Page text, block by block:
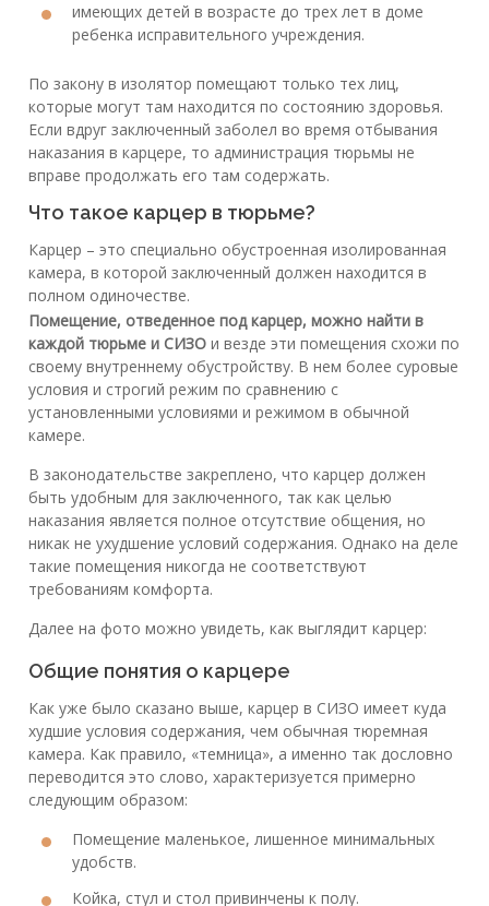
имеющих детей в возрасте до трех лет в доме
ребенка исправительного учреждения.
По закону в изолятор помещают только тех лиц,
которые могут там находится по состоянию здоровья.
Если вдруг заключенный заболел во время отбывания
наказания в карцере, то администрация тюрьмы не
вправе продолжать его там содержать.
Что такое карцер в тюрьме?
Карцер – это специально обустроенная изолированная
камера, в которой заключенный должен находится в
полном одиночестве.
Помещение, отведенное под карцер, можно найти в
каждой тюрьме и СИЗО и везде эти помещения схожи по
своему внутреннему обустройству. В нем более суровые
условия и строгий режим по сравнению с
установленными условиями и режимом в обычной
камере.
В законодательстве закреплено, что карцер должен
быть удобным для заключенного, так как целью
наказания является полное отсутствие общения, но
никак не ухудшение условий содержания. Однако на деле
такие помещения никогда не соответствуют
требованиям комфорта.
Далее на фото можно увидеть, как выглядит карцер:
Общие понятия о карцере
Как уже было сказано выше, карцер в СИЗО имеет куда
худшие условия содержания, чем обычная тюремная
камера. Как правило, «темница», а именно так дословно
переводится это слово, характеризуется примерно
следующим образом:
Помещение маленькое, лишенное минимальных
удобств.
Койка, стул и стол привинчены к полу.